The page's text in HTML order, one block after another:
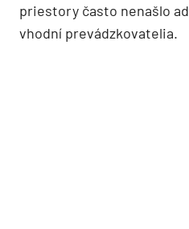
priestory často nenašlo
vhodní prevádzkovatelia.